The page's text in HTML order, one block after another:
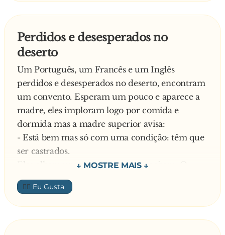
Perdidos e desesperados no
deserto
Um Português, um Francês e um Inglês
perdidos e desesperados no deserto, encontram
um convento. Esperam um pouco e aparece a
madre, eles imploram logo por comida e
dormida mas a madre superior avisa:
- Está bem mas só com uma condição: têm que
ser castrados.
Eles olham uns para os outros e aceitam. O
primeiro é o Inglês e, enquanto os outros
companheiros esperam, ouve-se uns gritos de
dor
A madre vem buscar o Francês e o Português
👍🏼